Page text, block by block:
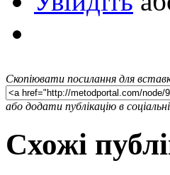
Скопіювати посилання для
або додати публікацію в
Схожі